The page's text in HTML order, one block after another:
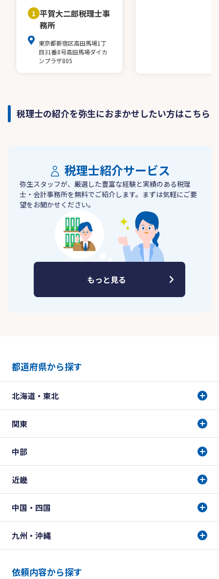
1 平賀大二郎税理士事
務所
東京都新宿区高田馬場1丁
目31番8号高田馬場ダイカ
ンプラザ805
税理士の紹介を弥生におまかせしたい方はこちら
税理士紹介サービス
弥生スタッフが、厳選した豊富な経験と実績のある税理
士・会計事務所を無料でご紹介します。まずは気軽にご要
望をお聞かせください。
もっと見る
都道府県から探す
北海道・東北
関東
中部
近畿
中国・四国
九州・沖縄
依頼内容から探す